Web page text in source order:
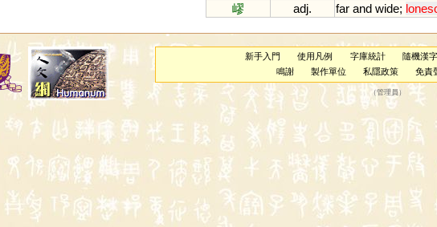
嵺
adj. far and wide;
新手入門 使用凡例 字庫統計 隨機漢字
鳴謝
製作單位 私隱政策 免責
（管理員 ）